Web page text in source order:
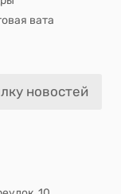
вата
новостей